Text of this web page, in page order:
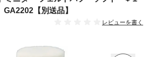
【別送品】
レビューを書く